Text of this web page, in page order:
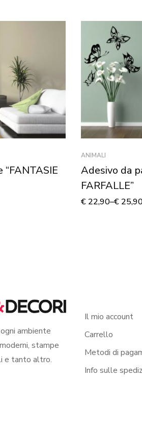
ANIMALI
Adesivo da
FARFALLE”
€22,90–€
ogni ambiente
stampe
e tanto altro.
Il mio account
Carrello
Metodi di
Info sulle